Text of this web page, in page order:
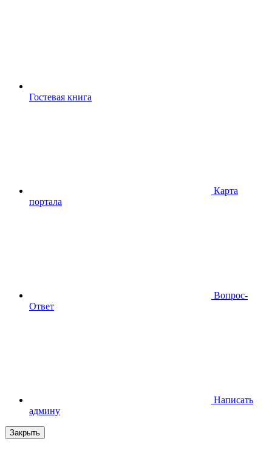
Гостевая книга
Карта
портала
Вопрос-
Ответ
Написать
админу
Закрыть